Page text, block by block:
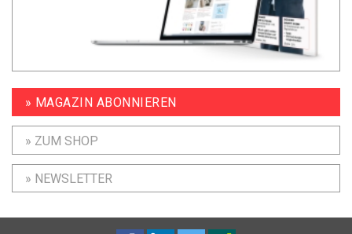
» MAGAZIN ABONNIEREN
» ZUM SHOP
» NEWSLETTER